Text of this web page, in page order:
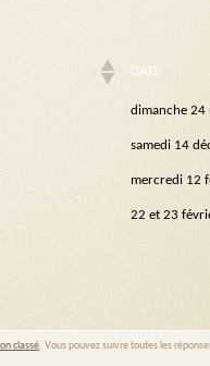
DATE
dimanche 24
samedi 14
mercredi 12
22 et 23
classé. Vous pouvez suivre toutes les